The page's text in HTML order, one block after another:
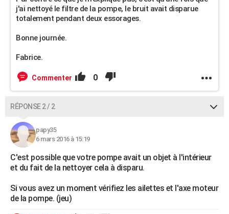
j'ai nettoyé le filtre de la pompe, le bruit avait disparue
totalement pendant deux essorages.
Bonne journée.
Fabrice.
Commenter 0
RÉPONSE 2 / 2
papy35
6 mars 2016 à 15:19
C'est possible que votre pompe avait un objet à l'intérieur
et du fait de la nettoyer cela à disparu.
Si vous avez un moment vérifiez les ailettes et l'axe moteur
de la pompe. (jeu)